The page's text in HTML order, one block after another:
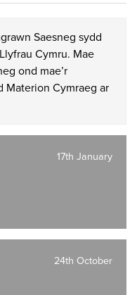
Saesneg sydd
Cymru. Mae
ond mae’r
Materion Cymraeg ar
17th January
24th October